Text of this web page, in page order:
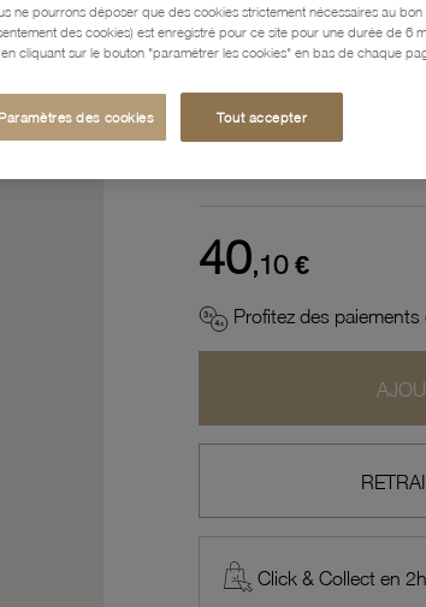
Caractéristiques détaillées
40,10 €
Profitez des
Click & Collect en 2h
ne pourrons déposer que des cookies strictement nécessaires au
des cookies) est enregistré pour ce site pour une durée de 6
cliquant sur le bouton "paramétrer les cookies" en bas de chaque
des cookies Tout accepter